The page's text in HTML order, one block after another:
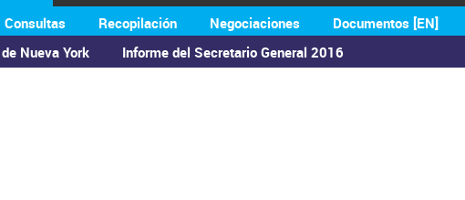
Nueva York Informe del Secretario General 2016
Consultas Recopilación Negociaciones Documentos [EN]